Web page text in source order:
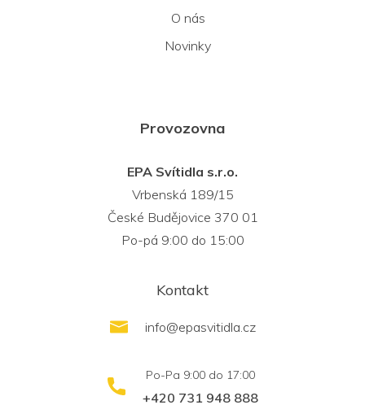
O nás
Novinky
Provozovna
EPA Svítidla s.r.o.
Vrbenská 189/15
České Budějovice 370 01
Po-pá 9:00 do 15:00
Kontakt
info@epasvitidla.cz
+420 731 948 888